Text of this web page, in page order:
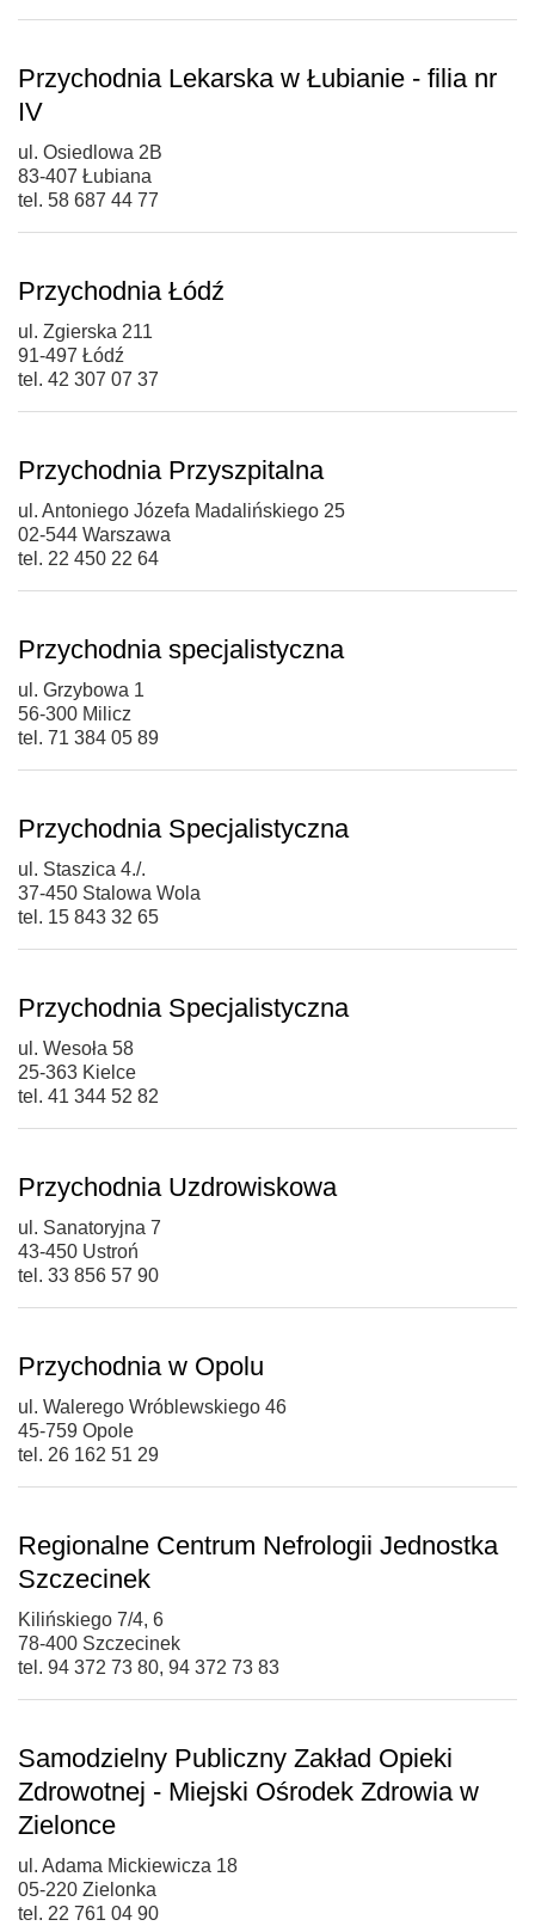
Przychodnia Lekarska w Łubianie - filia nr
IV
ul. Osiedlowa 2B
83-407 Łubiana
tel. 58 687 44 77
Przychodnia Łódź
ul. Zgierska 211
91-497 Łódź
tel. 42 307 07 37
Przychodnia Przyszpitalna
ul. Antoniego Józefa Madalińskiego 25
02-544 Warszawa
tel. 22 450 22 64
Przychodnia specjalistyczna
ul. Grzybowa 1
56-300 Milicz
tel. 71 384 05 89
Przychodnia Specjalistyczna
ul. Staszica 4./.
37-450 Stalowa Wola
tel. 15 843 32 65
Przychodnia Specjalistyczna
ul. Wesoła 58
25-363 Kielce
tel. 41 344 52 82
Przychodnia Uzdrowiskowa
ul. Sanatoryjna 7
43-450 Ustroń
tel. 33 856 57 90
Przychodnia w Opolu
ul. Walerego Wróblewskiego 46
45-759 Opole
tel. 26 162 51 29
Regionalne Centrum Nefrologii Jednostka
Szczecinek
Kilińskiego 7/4, 6
78-400 Szczecinek
tel. 94 372 73 80, 94 372 73 83
Samodzielny Publiczny Zakład Opieki
Zdrowotnej - Miejski Ośrodek Zdrowia w
Zielonce
ul. Adama Mickiewicza 18
05-220 Zielonka
tel. 22 761 04 90